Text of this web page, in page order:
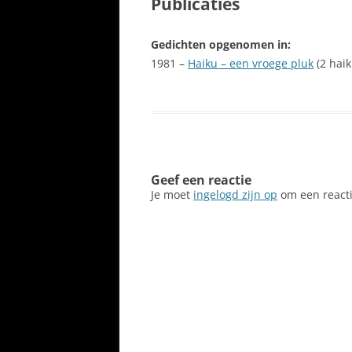
Gedichten opgenomen in:
1981 – Haiku – een vroege pluk (2
Geef een reactie
Je moet ingelogd zijn op om een